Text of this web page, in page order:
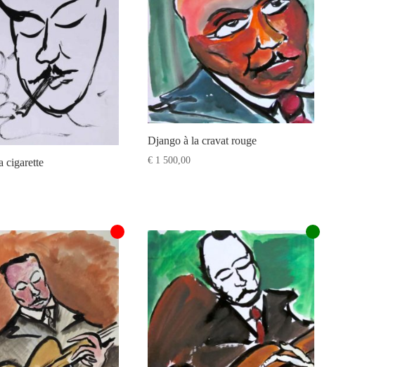
cigarette
Django à la cravat rouge
€ 1 500,00